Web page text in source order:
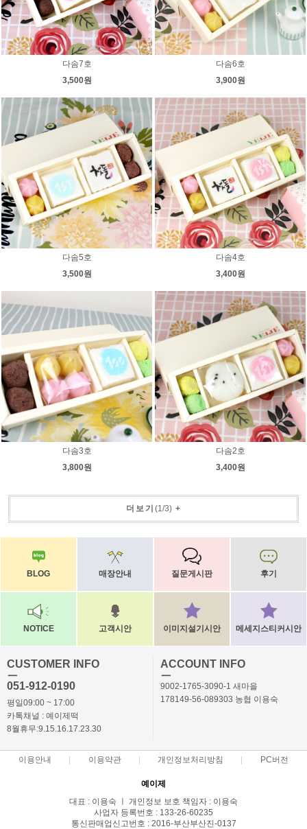
다솜7호
3,500원
다솜6호
3,900원
다솜5호
3,500원
다솜4호
3,400원
다솜3호
3,800원
다솜2호
3,400원
더보기 (1/3)+
BLOG 매장안내 질문게시판 후기
NOTICE 고객시안 이미지설기시안 메세지스티커시안
CUSTOMER INFO
ㅡ
051-912-0190
평일09:00 ~ 17:00
카톡채널 : 예이제떡
8월휴무:9.15.16.17.23.30
ACCOUNT INFO
ㅡ
9002-1765-3090-1 새마을
178149-56-089303 농협 이용숙
이용안내 이용약관 개인정보처리방침 PC버전
예이제
대표 : 이용숙 ㅣ 개인정보 보호 책임자 : 이용숙
사업자 등록번호 : 133-26-60235
통신판매업신고번호 : 2016-부산부산진-0137